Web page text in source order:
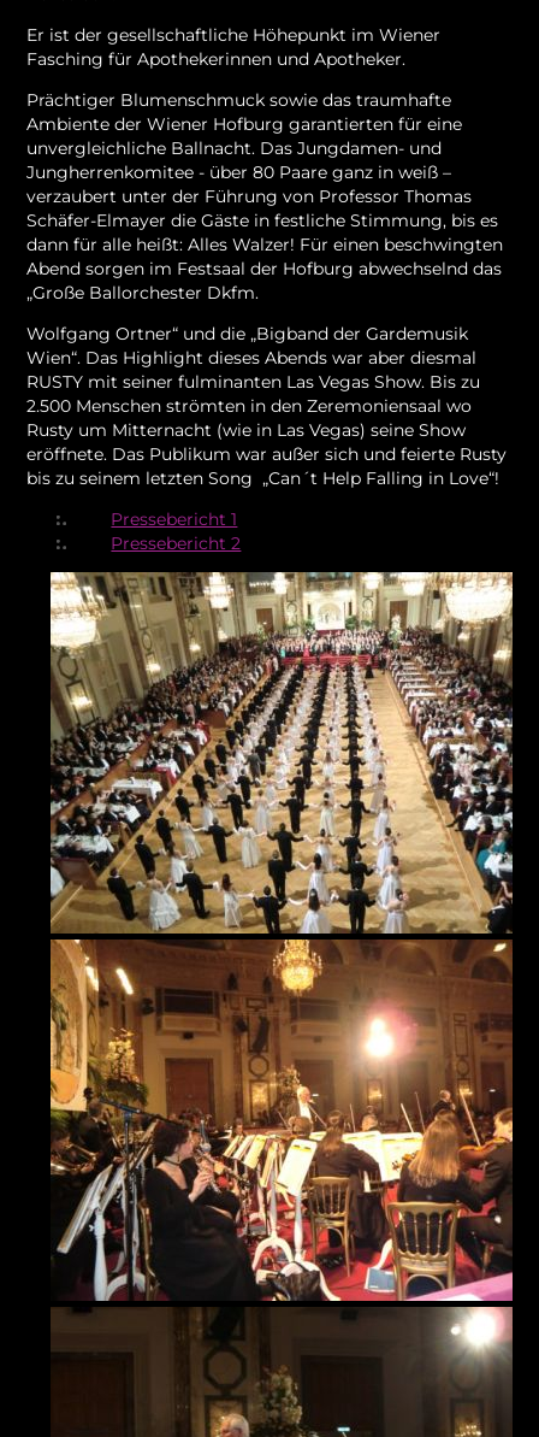
Er ist der gesellschaftliche Höhepunkt im Wiener
Fasching für Apothekerinnen und Apotheker.
Prächtiger Blumenschmuck sowie das traumhafte
Ambiente der Wiener Hofburg garantierten für eine
unvergleichliche Ballnacht. Das Jungdamen- und
Jungherrenkomitee - über 80 Paare ganz in weiß –
verzaubert unter der Führung von Professor Thomas
Schäfer-Elmayer die Gäste in festliche Stimmung, bis es
dann für alle heißt: Alles Walzer! Für einen beschwingten
Abend sorgen im Festsaal der Hofburg abwechselnd das
„Große Ballorchester Dkfm.
Wolfgang Ortner“ und die „Bigband der Gardemusik
Wien“. Das Highlight dieses Abends war aber diesmal
RUSTY mit seiner fulminanten Las Vegas Show. Bis zu
2.500 Menschen strömten in den Zeremoniensaal wo
Rusty um Mitternacht (wie in Las Vegas) seine Show
eröffnete. Das Publikum war außer sich und feierte Rusty
bis zu seinem letzten Song „Can´t Help Falling in Love“!
Pressebericht 1
Pressebericht 2